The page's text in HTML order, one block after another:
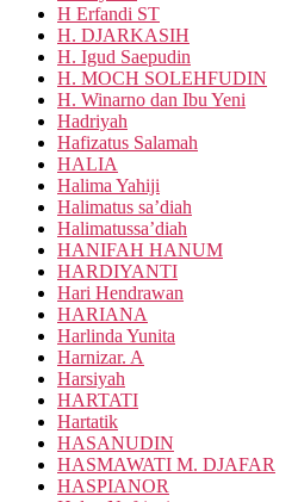
H Erfandi ST
H. DJARKASIH
H. Igud Saepudin
H. MOCH SOLEHFUDIN
H. Winarno dan Ibu Yeni
Hadriyah
Hafizatus Salamah
HALIA
Halima Yahiji
Halimatus sa’diah
Halimatussa’diah
HANIFAH HANUM
HARDIYANTI
Hari Hendrawan
HARIANA
Harlinda Yunita
Harnizar. A
Harsiyah
HARTATI
Hartatik
HASANUDIN
HASMAWATI M. DJAFAR
HASPIANOR